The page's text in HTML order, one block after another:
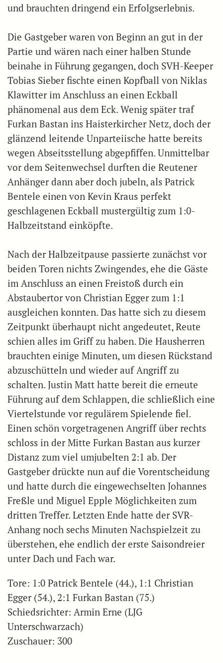
und brauchten dringend ein Erfolgserlebnis.
Die Gastgeber waren von Beginn an gut in der
Partie und wären nach einer halben Stunde
beinahe in Führung gegangen, doch SVH-Keeper
Tobias Sieber fischte einen Kopfball von Niklas
Klawitter im Anschluss an einen Eckball
phänomenal aus dem Eck. Wenig später traf
Furkan Bastan ins Haisterkircher Netz, doch der
glänzend leitende Unparteiische hatte bereits
wegen Abseitsstellung abgepfiffen. Unmittelbar
vor dem Seitenwechsel durften die Reutener
Anhänger dann aber doch jubeln, als Patrick
Bentele einen von Kevin Kraus perfekt
geschlagenen Eckball mustergültig zum 1:0-
Halbzeitstand einköpfte.
Nach der Halbzeitpause passierte zunächst vor
beiden Toren nichts Zwingendes, ehe die Gäste
im Anschluss an einen Freistoß durch ein
Abstaubertor von Christian Egger zum 1:1
ausgleichen konnten. Das hatte sich zu diesem
Zeitpunkt überhaupt nicht angedeutet, Reute
schien alles im Griff zu haben. Die Hausherren
brauchten einige Minuten, um diesen Rückstand
abzuschütteln und wieder auf Angriff zu
schalten. Justin Matt hatte bereit die erneute
Führung auf dem Schlappen, die schließlich eine
Viertelstunde vor regulärem Spielende fiel.
Einen schön vorgetragenen Angriff über rechts
schloss in der Mitte Furkan Bastan aus kurzer
Distanz zum viel umjubelten 2:1 ab. Der
Gastgeber drückte nun auf die Vorentscheidung
und hatte durch die eingewechselten Johannes
Freßle und Miguel Epple Möglichkeiten zum
dritten Treffer. Letzten Ende hatte der SVR-
Anhang noch sechs Minuten Nachspielzeit zu
überstehen, ehe endlich der erste Saisondreier
unter Dach und Fach war.
Tore: 1:0 Patrick Bentele (44.), 1:1 Christian
Egger (54.), 2:1 Furkan Bastan (75.)
Schiedsrichter: Armin Erne (LJG
Unterschwarzach)
Zuschauer: 300